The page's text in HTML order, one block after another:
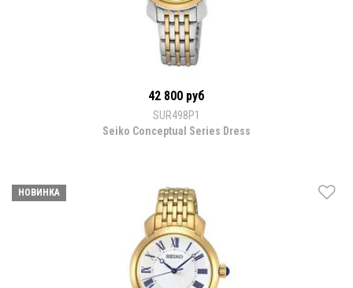
42 800 руб
SUR498P1
Seiko Conceptual Series Dress
НОВИНКА